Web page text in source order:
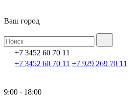
Ваш город
+7 3452 60 70 11
+7 3452 60 70 11 +7 929 269 70 11
9:00 - 18:00